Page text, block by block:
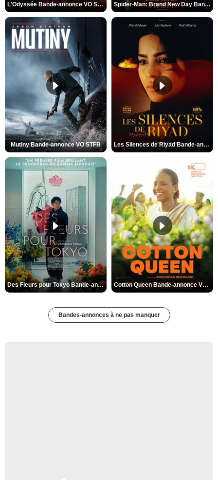
L'Odyssée Bande-annonce VO STFR Spider-Man: Brand New Day Bande-annonce VO STFR
Mutiny Bande-annonce VO STFR Les Silences de Riyad Bande-annonce VO STFR
Des Fleurs pour Tokyo Bande-annonce VO STFR Cotton Queen Bande-annonce VO STFR
Bandes-annonces à ne pas manquer